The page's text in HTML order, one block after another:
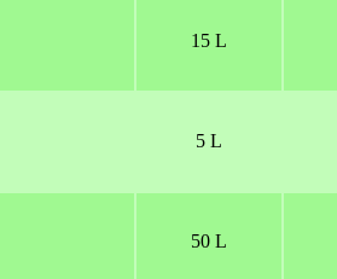
15 L
5 L
50 L